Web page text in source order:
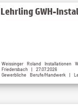
Lehrling GWH-
Weissinger Roland Installationen
Friedersbach | 27.07.2026
Gewerbliche Berufe/Handwerk |